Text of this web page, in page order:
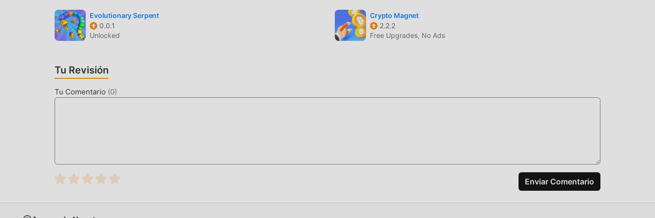
juegos tradicionales de casual , Amazing Pets 6.8.9 ha adoptado un motor virtual actualizado y ha realizado
mejoras audaces. Con tecnología más avanzada, la experiencia de pantalla del juego ha mejorado mucho. Mientras
conserva el estilo original de casual , mejora al máximo la experiencia sensorial del usuario, y hay muchos tipos
MODIFICACIÓN ÚNICA
a concentrarse en disfrutar la alegría del juego en sí.
DESCARGAR AHORA
Simplemente haz clic en el botón de descarga para instalar la aplicación moddroid, puede descargar directamente
la versión de mod gratuita Amazing Pets 6.8.9 en el paquete de instalación de moddroid con un solo clic, y hay más
Evolutionary Serpent
0.0.1
Unlocked
Crypto Magnet
2.2.2
Free Upgrades, No Ads
Tu Revisión
Tu Comentario (0)
Enviar Comentario